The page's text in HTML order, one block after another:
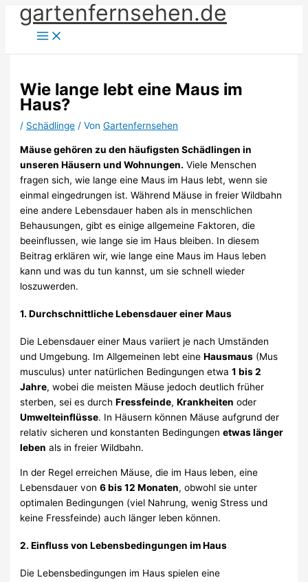
Zum
Inhalt
springen
gartenfernsehen.de
Wie lange lebt eine Maus im
Haus?
/ Schädlinge / VonGartenfernsehen
Mäuse gehören zu den häufigsten Schädlingen in
unseren Häusern und Wohnungen. Viele Menschen
fragen sich, wie lange eine Maus im Haus lebt, wenn sie
einmal eingedrungen ist. Während Mäuse in freier Wildbahn
eine andere Lebensdauer haben als in menschlichen
Behausungen, gibt es einige allgemeine Faktoren, die
beeinflussen, wie lange sie im Haus bleiben. In diesem
Beitrag erklären wir, wie lange eine Maus im Haus leben
kann und was du tun kannst, um sie schnell wieder
loszuwerden.
1.Durchschnittliche Lebensdauer einer Maus
Die Lebensdauer einer Maus variiert je nach Umständen
und Umgebung. Im Allgemeinen lebt eineHausmaus (Mus
musculus) unter natürlichen Bedingungen etwa1 bis 2
Jahre, wobei die meisten Mäuse jedoch deutlich früher
sterben, sei es durchFressfeinde,Krankheiten oder
Umwelteinflüsse. In Häusern können Mäuse aufgrund der
relativ sicheren und konstanten Bedingungenetwas länger
leben als in freier Wildbahn.
In der Regel erreichen Mäuse, die im Haus leben, eine
Lebensdauer von6 bis 12 Monaten, obwohl sie unter
optimalen Bedingungen (viel Nahrung, wenig Stress und
keine Fressfeinde) auch länger leben können.
2.Einfluss von Lebensbedingungen im Haus
Die Lebensbedingungen im Haus spielen eine